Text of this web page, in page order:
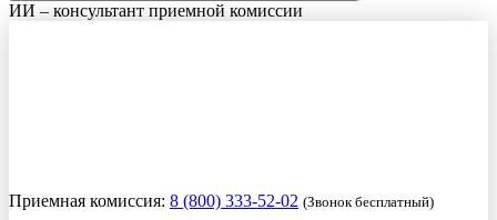
ИИ – консультант приемной комиссии
Приемная комиссия: 8 (800) 333-52-02 (Звонок бесплатный)